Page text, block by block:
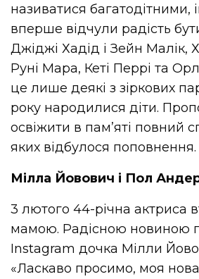
називатися багатодітними,
вперше відчули радість
Джіджі Хадід і Зейн Малік,
Руні Мара, Кеті Перрі та
це лише деякі з зіркових
року народилися діти.
освіжити в пам’яті повний
яких відбулося поповнення.
Мілла Йовович і Пол
3 лютого 44-річна актриса
мамою. Радісною новиною
Instagram дочка Мілли
«Ласкаво просимо, моя